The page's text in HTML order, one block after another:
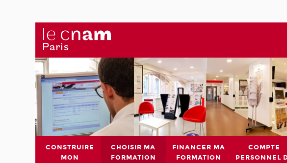
CONSTRUIRE
MON
CHOISIR MA
FORMATION
FINANCER MA
FORMATION
COMPTE
PERSONNEL